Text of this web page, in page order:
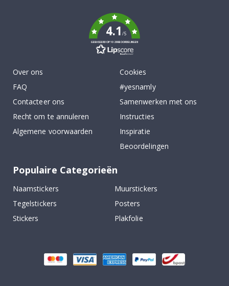
4.1/5
GEBASEERD OP 1029 BEOORDELINGEN
Over ons
FAQ
Contacteer ons
Recht om te annuleren
Algemene voorwaarden
Cookies
#yesnamly
Samenwerken met ons
Instructies
Inspiratie
Beoordelingen
Populaire Categorieën
Naamstickers
Muurstickers
Tegelstickers
Posters
Stickers
Plakfolie